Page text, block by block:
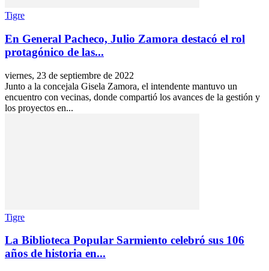
Tigre
En General Pacheco, Julio Zamora destacó el rol
protagónico de las...
viernes, 23 de septiembre de 2022
Junto a la concejala Gisela Zamora, el intendente mantuvo un
encuentro con vecinas, donde compartió los avances de la gestión y
los proyectos en...
Tigre
La Biblioteca Popular Sarmiento celebró sus 106
años de historia en...